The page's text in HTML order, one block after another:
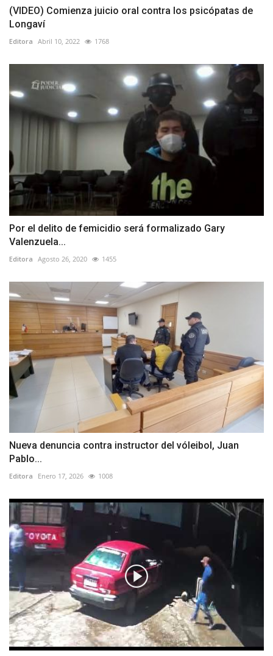
(VIDEO) Comienza juicio oral contra los psicópatas de
Longaví
Editora Abril 10, 2022 1768
Por el delito de femicidio será formalizado Gary
Valenzuela...
Editora Agosto 26, 2020 1455
Nueva denuncia contra instructor del vóleibol, Juan
Pablo...
Editora Enero 17, 2026 1008